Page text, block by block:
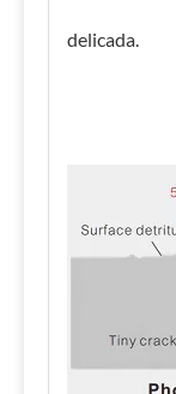
delicada.